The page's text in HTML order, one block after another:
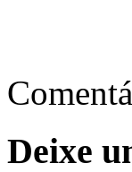
Deixe